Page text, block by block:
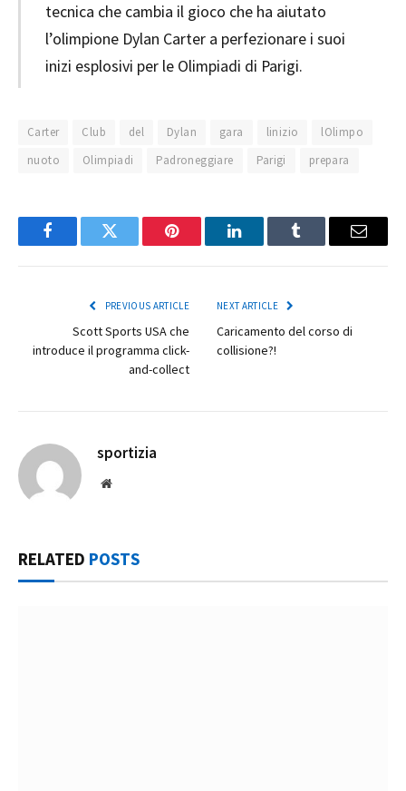
tecnica che cambia il gioco che ha aiutato
l’olimpione Dylan Carter a perfezionare i suoi
inizi esplosivi per le Olimpiadi di Parigi.
Carter Club del Dylan gara linizio
lOlimpo
nuoto
Olimpiadi Padroneggiare Parigi prepara
FacebookTwitter Pinterest LinkedInTumblr Email
PREVIOUS ARTICLE
Scott Sports USA che
introduce il programma click-
and-collect
NEXT ARTICLE
Caricamento del corso di
collisione?!
sportizia
Website
RELATED POSTS